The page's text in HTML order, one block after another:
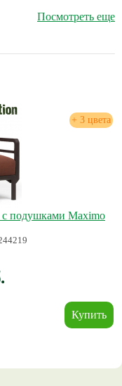
Посмотреть еще
+ 3 цвета
подушками Maximo